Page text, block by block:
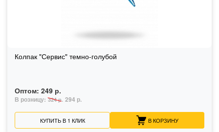
Колпак "Сервис" темно-голубой
Оптом: 249 р.
В розницу: 324 р. 294 р.
КУПИТЬ В 1 КЛИК В КОРЗИНУ